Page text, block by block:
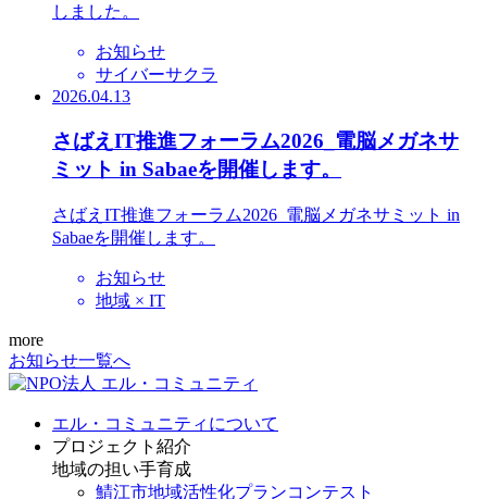
しました。
お知らせ
サイバーサクラ
2026.04.13
さばえIT推進フォーラム2026_電脳メガネサ
ミット in Sabaeを開催します。
さばえIT推進フォーラム2026_電脳メガネサミット in
Sabaeを開催します。
お知らせ
地域 × IT
more
お知らせ一覧へ
エル・コミュニティについて
プロジェクト紹介
地域の担い手育成
鯖江市地域活性化プランコンテスト